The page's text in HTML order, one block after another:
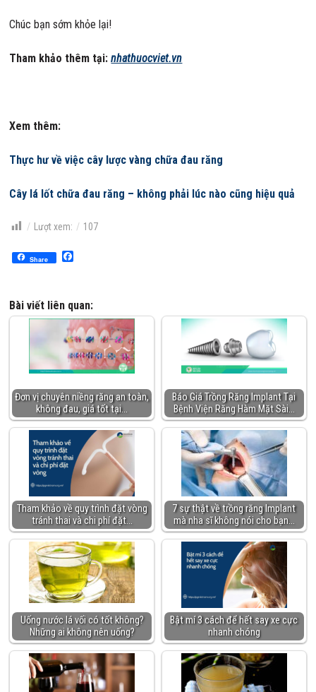
Chúc bạn sớm khỏe lại!
Tham khảo thêm tại:nhathuocviet.vn
Xem thêm:
Thực hư về việc cây lược vàng chữa đau răng
Cây lá lốt chữa đau răng – không phải lúc nào cũng hiệu quả
Lượt xem: 107
Share
Bài viết liên quan:
Đơn vị chuyên niềng răng an toàn,
không đau, giá tốt tại…
Báo Giá Trồng Răng Implant Tại
Bệnh Viện Răng Hàm Mặt Sài…
Tham khảo về quy trình đặt vòng
tránh thai và chi phí đặt…
7 sự thật về trồng răng Implant
mà nha sĩ không nói cho bạn…
Uống nước lá vối có tốt không?
Những ai không nên uống?
Bật mí 3 cách để hết say xe cực
nhanh chóng